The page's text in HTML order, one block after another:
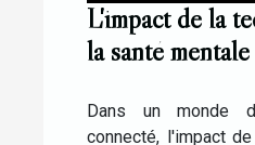
L'impact de la
la santé mentale
Dans un monde
connecté, l'impact